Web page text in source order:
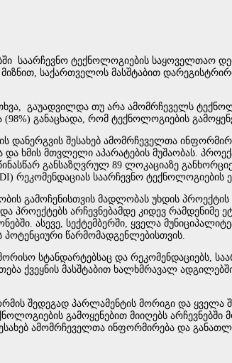
საარჩევნო ტექნოლოგიების საყოველთაო
საქართველოს მასშტაბით
გაუადვილდა თუ არა ამომრჩეველს
განაცხადა, რომ ტექნოლოგიების
დანერგვის შესახებ ამომრჩეველთა
ხმის მთვლელი აპარატების მუშაობას.
განსაზღვრულ 89 ლოკაციაზე
რეკომენდაციას საარჩევნო ტექნოლოგიების
გამოჩენისთვის მადლობას უხდის
პროექტებს არჩევნებამდე კიდევ
ასევე, სექტემბერში, ყველა
პოტენციური წარმომადგენლებისთვის.
სტანდარტებსაც და რეკომენდაციებს,
ქვეყნის მასშტაბით ხალხმრავალ
შედეგად პარლამენტის მორიგი და ყველა
გამოყენებით მიიღებს
ამომრჩეველთა ინფორმირება და